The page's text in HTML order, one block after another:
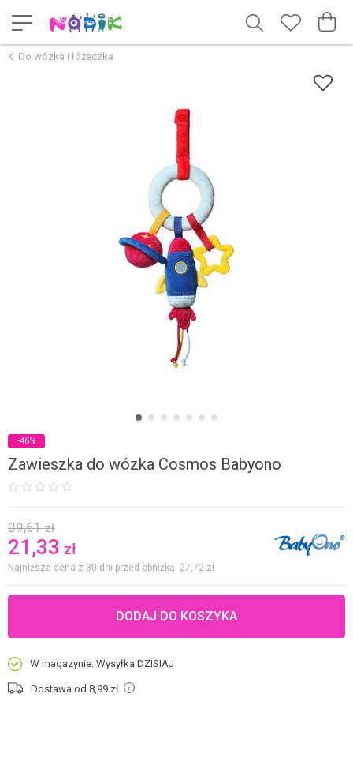
Do wózka i łóżeczka
Zawieszka do wózka Cosmos Babyono
39,61zł
21,33 zł
Najniższa cena z 30 dni przed obniżką: 27,72 zł
DODAJ DO KOSZYKA
W magazynie. Wysyłka DZISIAJ
Dostawa od 8,99 zł
-46%